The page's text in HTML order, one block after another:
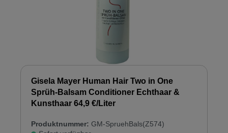
Gisela Mayer Human Hair Two in One
Sprüh-Balsam Conditioner Echthaar &
Kunsthaar 64,9 €/Liter
Produktnummer: GM-SpruehBals(Z574)